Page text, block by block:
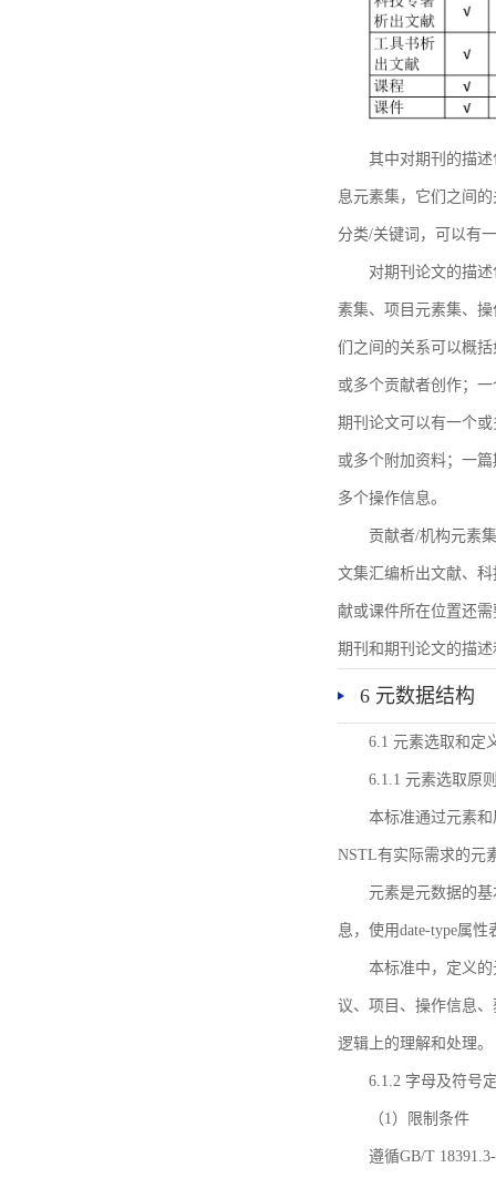
其中对期刊的描
息元素集，它们之间
分类/关键词，可以有
对期刊论文的描
素集、项目元素集、
们之间的关系可以概
或多个贡献者创作；
期刊论文可以有一个
或多个附加资料；一
多个操作信息。
贡献者/机构元素
文集汇编析出文献、
献或课件所在位置还
期刊和期刊论文的描
6 元数据结构
6.1 元素选取和定
6.1.1 元素选取原
本标准通过元素
NSTL有实际需求的元
元素是元数据的
息，使用date-type属
本标准中，定义
议、项目、操作信息
逻辑上的理解和处理。
6.1.2 字母及符号
（1）限制条件
遵循GB/T